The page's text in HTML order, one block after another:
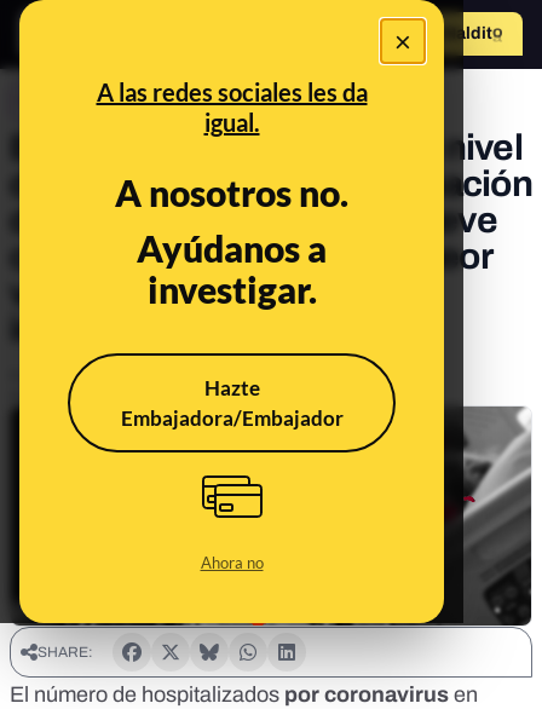
×
A las redes sociales les da
igual.
A nosotros no.
Ayúdanos a
investigar.
Hazte
Embajadora/Embajador
Ahora no
Hazte Maldito
CONTROL DEL PODER
España se encuentra en el nivel
de riesgo más alto de ocupación
de camas y camas UCI: nueve
comunidades superan la peor
valoración en los dos
Publicado el
Actualizado el
Jan 21, 2021, 8:33:00 AM
SHARE:
El número de hospitalizados por coronavirus en